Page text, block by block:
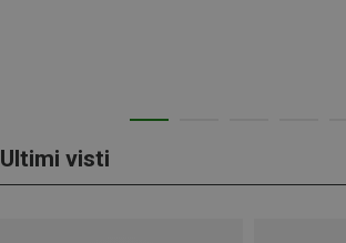
Ultimi visti